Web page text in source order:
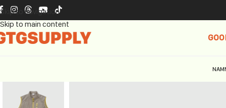
Skip to navigation
Skip to main content
NAM